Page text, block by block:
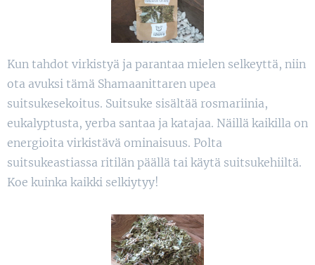
Kun tahdot virkistyä ja parantaa mielen selkeyttä, niin
ota avuksi tämä Shamaanittaren upea
suitsukesekoitus. Suitsuke sisältää rosmariinia,
eukalyptusta, yerba santaa ja katajaa. Näillä kaikilla on
energioita virkistävä ominaisuus. Polta
suitsukeastiassa ritilän päällä tai käytä suitsukehiiltä.
Koe kuinka kaikki selkiytyy!